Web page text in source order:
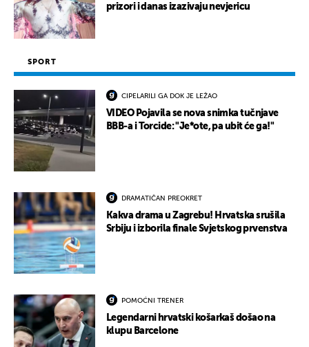
prizori i danas izazivaju nevjericu
SPORT
CIPELARILI GA DOK JE LEŽAO
VIDEO Pojavila se nova snimka tučnjave
BBB-a i Torcide: "Je*ote, pa ubit će ga!"
DRAMATIČAN PREOKRET
Kakva drama u Zagrebu! Hrvatska srušila
Srbiju i izborila finale Svjetskog prvenstva
POMOĆNI TRENER
Legendarni hrvatski košarkaš došao na
klupu Barcelone